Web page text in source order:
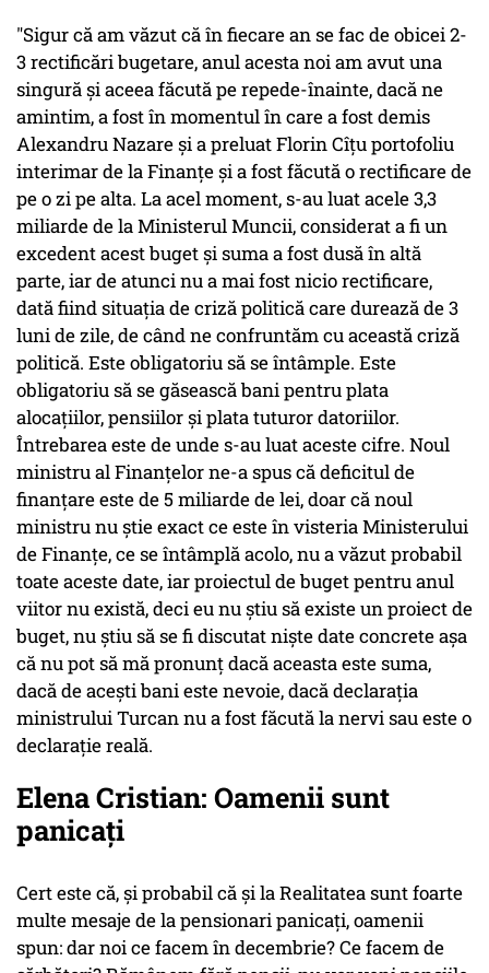
"Sigur că am văzut că în fiecare an se fac de obicei 2-
3 rectificări bugetare, anul acesta noi am avut una
singură și aceea făcută pe repede-înainte, dacă ne
amintim, a fost în momentul în care a fost demis
Alexandru Nazare și a preluat Florin Cîțu portofoliu
interimar de la Finanțe și a fost făcută o rectificare de
pe o zi pe alta. La acel moment, s-au luat acele 3,3
miliarde de la Ministerul Muncii, considerat a fi un
excedent acest buget și suma a fost dusă în altă
parte, iar de atunci nu a mai fost nicio rectificare,
dată fiind situația de criză politică care durează de 3
luni de zile, de când ne confruntăm cu această criză
politică. Este obligatoriu să se întâmple. Este
obligatoriu să se găsească bani pentru plata
alocațiilor, pensiilor și plata tuturor datoriilor.
Întrebarea este de unde s-au luat aceste cifre. Noul
ministru al Finanțelor ne-a spus că deficitul de
finanțare este de 5 miliarde de lei, doar că noul
ministru nu știe exact ce este în visteria Ministerului
de Finanțe, ce se întâmplă acolo, nu a văzut probabil
toate aceste date, iar proiectul de buget pentru anul
viitor nu există, deci eu nu știu să existe un proiect de
buget, nu știu să se fi discutat niște date concrete așa
că nu pot să mă pronunț dacă aceasta este suma,
dacă de acești bani este nevoie, dacă declarația
ministrului Turcan nu a fost făcută la nervi sau este o
declarație reală.
Elena Cristian: Oamenii sunt
panicați
Cert este că, și probabil că și la Realitatea sunt foarte
multe mesaje de la pensionari panicați, oamenii
spun: dar noi ce facem în decembrie? Ce facem de